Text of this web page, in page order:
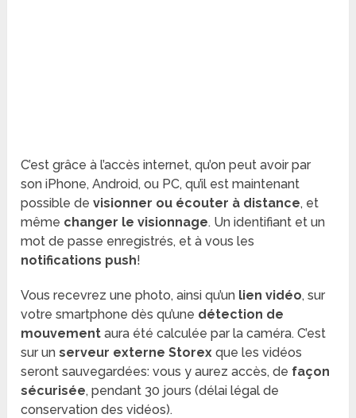
C’est grâce à l’accès internet, qu’on peut avoir par
son iPhone, Android, ou PC, qu’il est maintenant
possible devisionner ou écouter à distance, et
même changer le visionnage. Un identifiant et un
mot de passe enregistrés, et à vous les
notifications push!
Vous recevrez une photo, ainsi qu’un lien vidéo, sur
votre smartphone dès qu’une détection de
mouvement aura été calculée par la caméra. C’est
sur unserveur externe Storex que les vidéos
seront sauvegardées: vous y aurez accès, de façon
sécurisée, pendant 30 jours (délai légal de
conservation des vidéos).